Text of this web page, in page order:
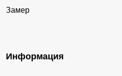
Замер
Информация